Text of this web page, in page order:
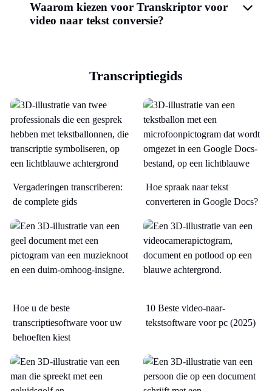
Waarom kiezen voor Transkriptor voor
video naar tekst conversie?
Transcriptiegids
Vergaderingen transcriberen:
de complete gids
Hoe spraak naar tekst
converteren in Google Docs?
Hoe u de beste
transcriptiesoftware voor uw
behoeften kiest
10 Beste video-naar-
tekstsoftware voor pc (2025)